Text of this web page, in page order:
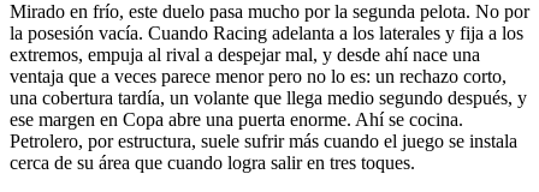
Mirado en frío, este duelo pasa mucho por la segunda pelota. No por
la posesión vacía. Cuando Racing adelanta a los laterales y fija a los
extremos, empuja al rival a despejar mal, y desde ahí nace una
ventaja que a veces parece menor pero no lo es: un rechazo corto,
una cobertura tardía, un volante que llega medio segundo después, y
ese margen en Copa abre una puerta enorme. Ahí se cocina.
Petrolero, por estructura, suele sufrir más cuando el juego se instala
cerca de su área que cuando logra salir en tres toques.